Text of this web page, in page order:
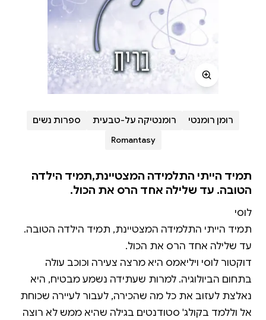
רומן רומנטי רומנטיקה על-טבעית
ספרות נשים
Romantasy
תמיד הייתי התלמידה המצטיינת,תמיד הילדה
הטובה. עד שלילה אחד הרס את הכול.
תמיד הייתי התלמידה המצטיינת, תמיד הילדה הטובה.
דוקטור לוסי ויליאמס היא מרצה צעירה וכוכב עולה
בתחום הביולוגיה. למרות שעתידה נשמע מבטיח, היא
נאלצת לעזוב את כל מה שהכירה, לעבור לעיירה שכוחת
אל וללמד בקולג' סטודנטים בגילה שהיא ממש לא רוצה